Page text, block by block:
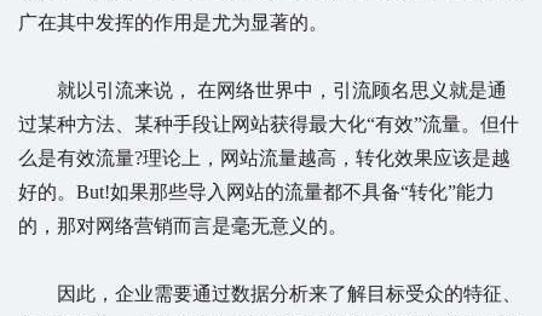
广在其中发挥的作用是尤为显著的。
就以引流来说， 在网络世界中，引流顾名思义就是通
过某种方法、某种手段让网站获得最大化“有效”流量。但什
么是有效流量?理论上，网站流量越高，转化效果应该是越
好的。But!如果那些导入网站的流量都不具备“转化”能力
的，那对网络营销而言是毫无意义的。
因此，企业需要通过数据分析来了解目标受众的特征、